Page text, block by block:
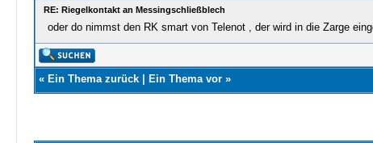
RE: Riegelkontakt an Messingschließblech
oder do nimmst den RK smart von Telenot , der wird in die Zarge
« Ein Thema zurück| Ein Thema vor»